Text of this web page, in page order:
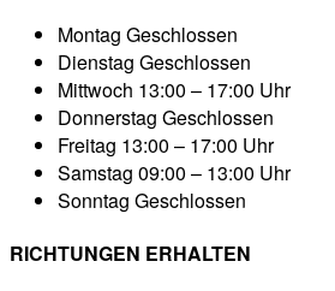
Montag Geschlossen
Dienstag Geschlossen
Mittwoch 13:00 – 17:00 Uhr
Donnerstag Geschlossen
Freitag 13:00 – 17:00 Uhr
Samstag 09:00 – 13:00 Uhr
Sonntag Geschlossen
RICHTUNGEN ERHALTEN